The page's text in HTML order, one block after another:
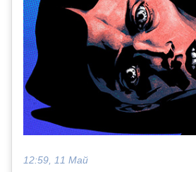
12:59, 11 Май